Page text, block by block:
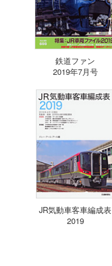
鉄道ファン
2019年7月号
JR気動車客車編成表
2019